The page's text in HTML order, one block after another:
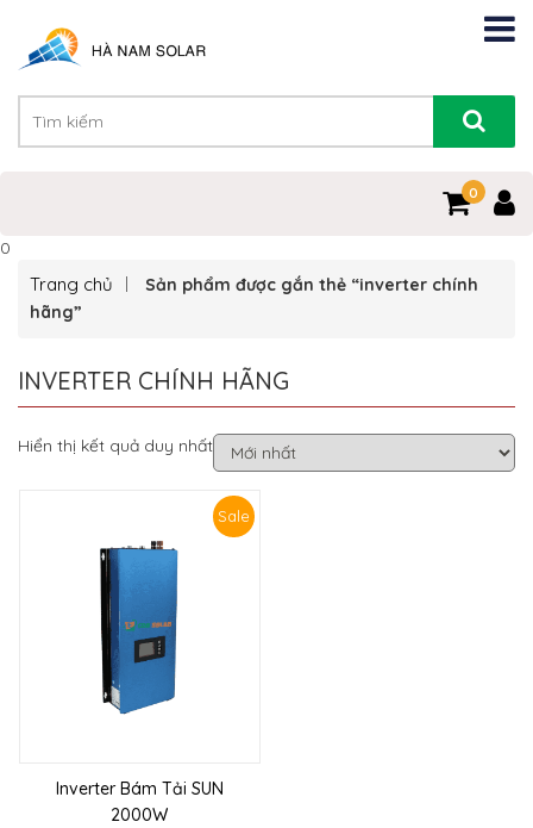
0
0
Trang chủ
Sản phẩm được gắn thẻ “inverter chính
hãng”
INVERTER CHÍNH HÃNG
Hiển thị kết quả duy nhất
Sale
Inverter Bám Tải SUN
2000W